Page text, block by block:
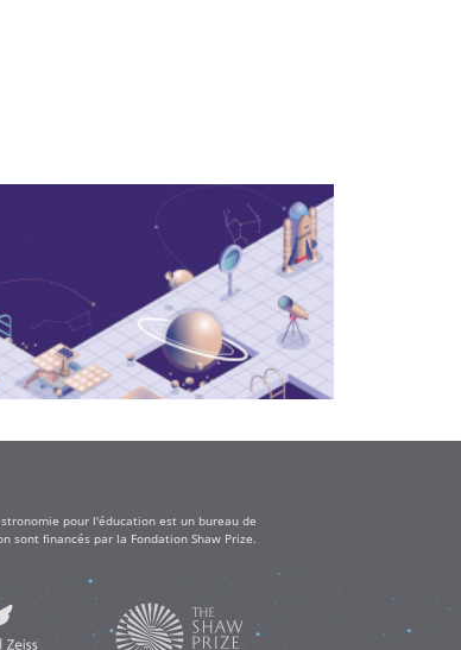
pour l'éducation est un bureau de
sont financés par la Fondation Shaw Prize.